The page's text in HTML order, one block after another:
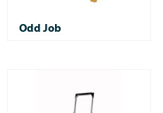
Odd Job